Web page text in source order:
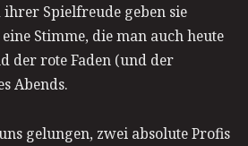
Spielfreude geben sie
Stimme, die man auch heute
der rote Faden (und der
Abends.
gelungen, zwei absolute Profis